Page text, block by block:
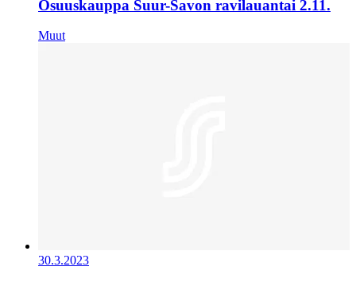
Osuuskauppa Suur-Savon ravilauantai 2.11.
Muut
30.3.2023